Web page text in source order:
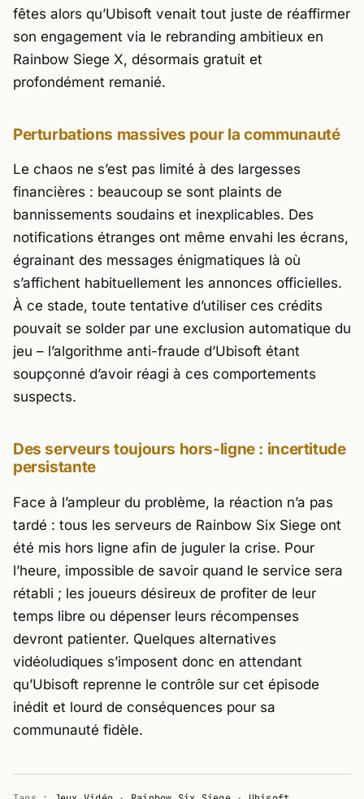
fêtes alors qu’Ubisoft venait tout juste de réaffirmer
son engagement via le rebranding ambitieux en
Rainbow Siege X, désormais gratuit et
profondément remanié.
Perturbations massives pour la communauté
Le chaos ne s’est pas limité à des largesses
financières : beaucoup se sont plaints de
bannissements soudains et inexplicables. Des
notifications étranges ont même envahi les écrans,
égrainant des messages énigmatiques là où
s’affichent habituellement les annonces officielles.
À ce stade, toute tentative d’utiliser ces crédits
pouvait se solder par une exclusion automatique du
jeu – l’algorithme anti-fraude d’Ubisoft étant
soupçonné d’avoir réagi à ces comportements
suspects.
Des serveurs toujours hors-ligne : incertitude
persistante
Face à l’ampleur du problème, la réaction n’a pas
tardé : tous les serveurs de Rainbow Six Siege ont
été mis hors ligne afin de juguler la crise. Pour
l’heure, impossible de savoir quand le service sera
rétabli ; les joueurs désireux de profiter de leur
temps libre ou dépenser leurs récompenses
devront patienter. Quelques alternatives
vidéoludiques s’imposent donc en attendant
qu’Ubisoft reprenne le contrôle sur cet épisode
inédit et lourd de conséquences pour sa
communauté fidèle.